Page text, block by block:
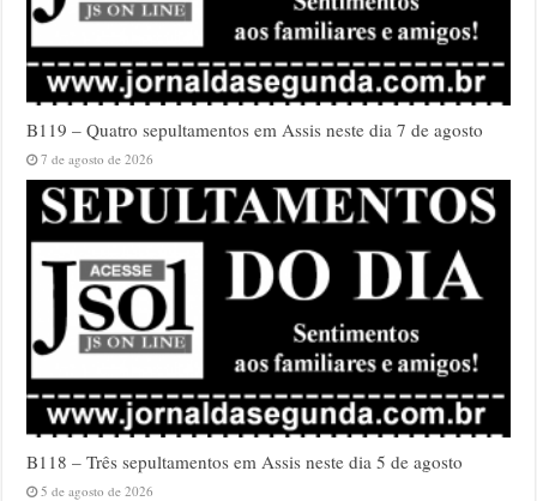
B119 – Quatro sepultamentos em Assis neste dia 7 de agosto
7 de agosto de 2026
B118 – Três sepultamentos em Assis neste dia 5 de agosto
5 de agosto de 2026